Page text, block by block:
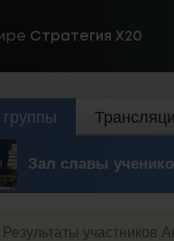
Стратегия Х20
группы
Зал славы
Результаты